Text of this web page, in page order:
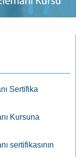
Sertifika
Kursuna
sertifikasının